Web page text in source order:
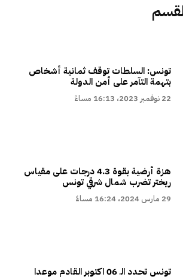
تونس: السلطات توقف ثمانية أشخاص
بتهمة التآمر على أمن الدولة
22 نوفمبر 2023، 16:13 مساءً
هزة أرضية بقوة 4.3 درجات على مقياس
ريختر تضرب شمال شرقي تونس
29 مارس 2024، 16:24 مساءً
تونس تحدد الـ 06 اكتوبر القادم موعدا